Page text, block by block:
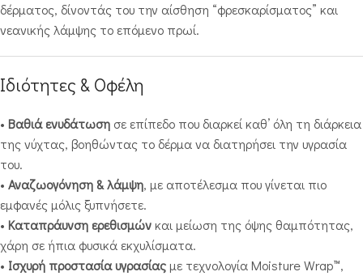
δέρματος, δίνοντάς του την αίσθηση “φρεσκαρίσματος” και
νεανικής λάμψης το επόμενο πρωί.
Ιδιότητες & Οφέλη
• Βαθιά ενυδάτωση σε επίπεδο που διαρκεί καθ’ όλη τη διάρκεια
της νύχτας, βοηθώντας το δέρμα να διατηρήσει την υγρασία
του.
• Αναζωογόνηση & λάμψη, με αποτέλεσμα που γίνεται πιο
εμφανές μόλις ξυπνήσετε.
• Καταπράυνση ερεθισμώνκαι μείωση της όψης θαμπότητας,
χάρη σε ήπια φυσικά εκχυλίσματα.
• Ισχυρή προστασία υγρασίαςμε τεχνολογία Moisture Wrap™,